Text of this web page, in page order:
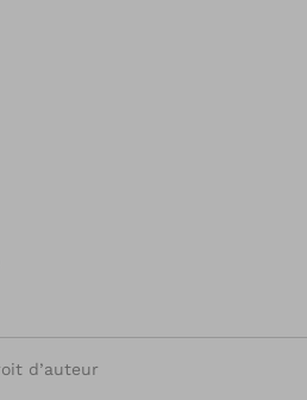
d’auteur